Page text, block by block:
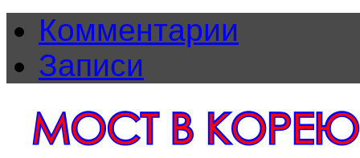
Комментарии
Записи